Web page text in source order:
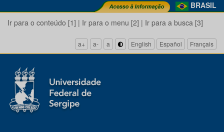
BRASIL
Ir para o conteúdo [1] | Ir para o menu [2] | Ir para a busca [3]
a+ a- a English Español Français